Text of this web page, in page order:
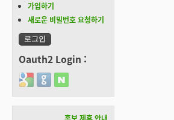
가입하기
새로운 비밀번호 요청하기
Oauth2 Login :
Login with Google
Login with GitHub
Login with Naver
홍보 제휴 안내